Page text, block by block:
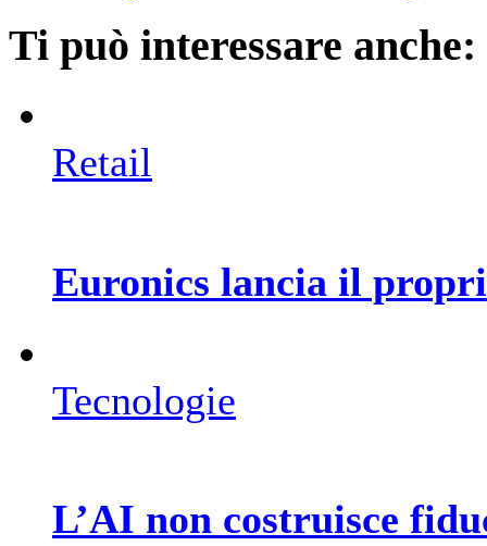
Ti può interessare anche:
Retail
Euronics lancia il
Tecnologie
L’AI non costruisce